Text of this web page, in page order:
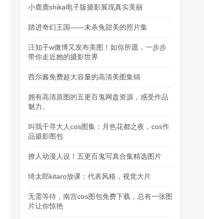
小鹿鹿shika电子版摄影展现真实美丽
踏进奇幻王国——未杀兔甜美的照片集
汪知子w微博又发布美图！如你所愿，一步步
带你走近她的摄影世界
西尔酱免费超大容量的高清美图集锦
拥有高清原图的五更百鬼网盘资源，感受作品
魅力。
叫我千寻大人cos图集：月色花都之夜，cos作
品摄影图包
撩人动漫人设！五更百鬼写真合集精选图片
绮太郎kitaro放课：代表风格，视觉大片
无需等待，南宫cos图包免费下载，总有一张图
片让你惊艳